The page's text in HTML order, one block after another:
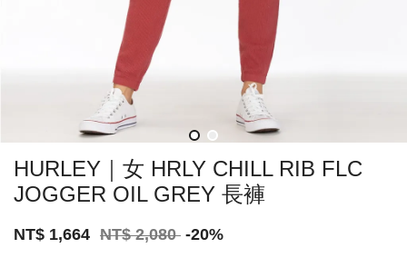
HURLEY｜女 HRLY CHILL RIB FLC
JOGGER OIL GREY 長褲
NT$ 1,664 NT$ 2,080 -20%